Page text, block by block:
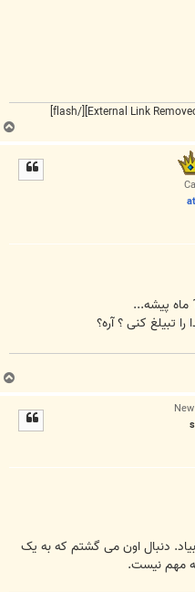
[/flash]
تبیلغ کنی ؟ آره؟
دنبال اون می گشتم که به یک
مهم نیست.